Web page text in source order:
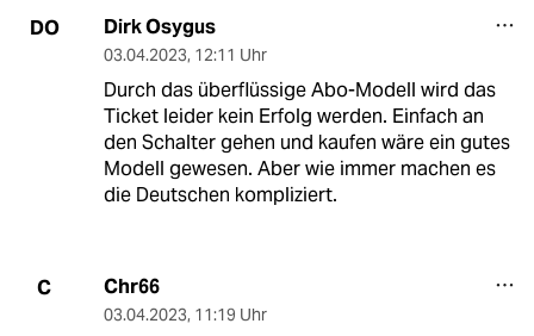
DO Dirk Osygus
03.04.2023, 12:11 Uhr
Durch das überflüssige Abo-Modell wird das
Ticket leider kein Erfolg werden. Einfach an
den Schalter gehen und kaufen wäre ein gutes
Modell gewesen. Aber wie immer machen es
die Deutschen kompliziert.
C Chr66
03.04.2023, 11:19 Uhr